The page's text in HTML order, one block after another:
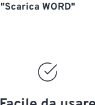
"Scarica WORD"